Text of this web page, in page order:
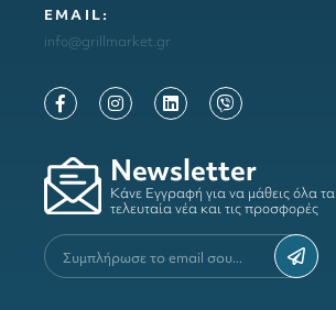
ΕΜΑΙL:
info@grillmarket.gr
Newsletter
Κάνε Εγγραφή για να μάθεις όλα τα
τελευταία νέα και τις προσφορές